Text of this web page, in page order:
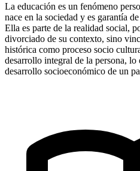
La educación es un fenómeno
nace en la sociedad y es garantía
Ella es parte de la realidad social,
divorciado de su contexto, sino
histórica como proceso socio
desarrollo integral de la persona, lo
desarrollo socioeconómico de un